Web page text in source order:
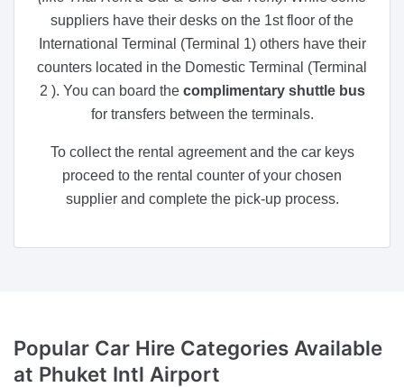
suppliers have their desks on the 1st floor of the
International Terminal (Terminal 1) others have their
counters located in the Domestic Terminal (Terminal
2 ). You can board the complimentary shuttle bus
for transfers between the terminals.
To collect the rental agreement and the car keys
proceed to the rental counter of your chosen
supplier and complete the pick-up process.
Popular Car Hire Categories Available
at Phuket Intl Airport